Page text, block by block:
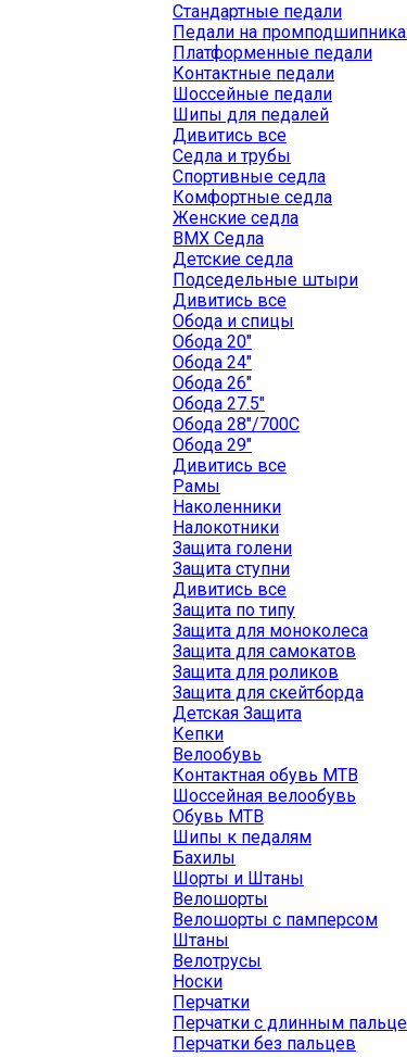
Стандартные педали
Педали на
Платформенные педали
Контактные педали
Шоссейные педали
Шипы для педалей
Дивитись все
Седла и трубы
Спортивные седла
Комфортные седла
Женские седла
BMX Седла
Детские седла
Подседельные штыри
Дивитись все
Обода и спицы
Обода 20"
Обода 24"
Обода 26"
Обода 27.5"
Обода 28"/700C
Обода 29"
Дивитись все
Рамы
Наколенники
Налокотники
Защита голени
Защита ступни
Дивитись все
Защита по типу
Защита для моноколеса
Защита для самокатов
Защита для роликов
Защита для скейтборда
Детская Защита
Кепки
Велообувь
Контактная обувь MTB
Шоссейная велообувь
Обувь MTB
Шипы к педалям
Бахилы
Шорты и Штаны
Велошорты
Велошорты с памперсом
Штаны
Велотрусы
Носки
Перчатки
Перчатки с длинным
Перчатки без пальцев